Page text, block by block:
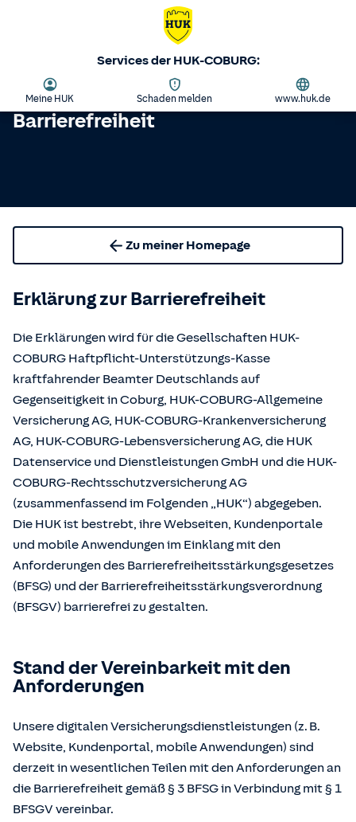
Services der HUK-COBURG:
Meine HUK Schaden melden www.huk.de
Barrierefreiheit
Zu meiner Homepage
Erklärung zur Barrierefreiheit
Die Erklärungen wird für die Gesellschaften HUK-
COBURG Haftpflicht-Unterstützungs-Kasse
kraftfahrender Beamter Deutschlands auf
Gegenseitigkeit in Coburg, HUK-COBURG-Allgemeine
Versicherung AG, HUK-COBURG-Krankenversicherung
AG, HUK-COBURG-Lebensversicherung AG, die HUK
Datenservice und Dienstleistungen GmbH und die HUK-
COBURG-Rechtsschutzversicherung AG
(zusammenfassend im Folgenden „HUK“) abgegeben.
Die HUK ist bestrebt, ihre Webseiten, Kundenportale
und mobile Anwendungen im Einklang mit den
Anforderungen des Barrierefreiheitsstärkungsgesetzes
(BFSG) und der Barrierefreiheitsstärkungsverordnung
(BFSGV) barrierefrei zu gestalten.
Stand der Vereinbarkeit mit den
Anforderungen
Unsere digitalen Versicherungsdienstleistungen (z. B.
Website, Kundenportal, mobile Anwendungen) sind
derzeit in wesentlichen Teilen mit den Anforderungen an
die Barrierefreiheit gemäß § 3 BFSG in Verbindung mit § 1
BFSGV vereinbar.